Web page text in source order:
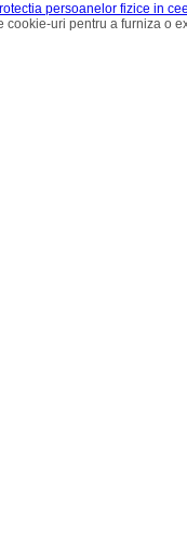
persoanelor fizice in
cookie-uri pentru a furniza o